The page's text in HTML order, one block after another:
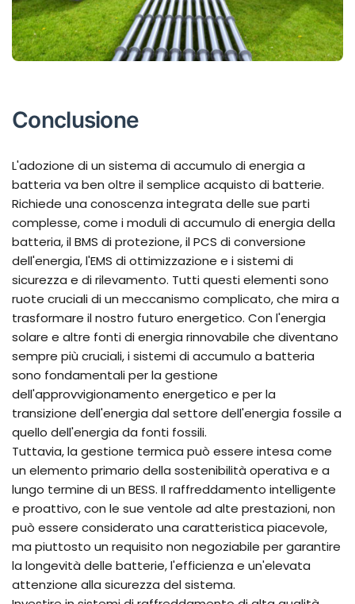
Conclusione
L'adozione di un sistema di accumulo di energia a
batteria va ben oltre il semplice acquisto di batterie.
Richiede una conoscenza integrata delle sue parti
complesse, come i moduli di accumulo di energia della
batteria, il BMS di protezione, il PCS di conversione
dell'energia, l'EMS di ottimizzazione e i sistemi di
sicurezza e di rilevamento. Tutti questi elementi sono
ruote cruciali di un meccanismo complicato, che mira a
trasformare il nostro futuro energetico. Con l'energia
solare e altre fonti di energia rinnovabile che diventano
sempre più cruciali, i sistemi di accumulo a batteria
sono fondamentali per la gestione
dell'approvvigionamento energetico e per la
transizione dell'energia dal settore dell'energia fossile a
quello dell'energia da fonti fossili.
Tuttavia, la gestione termica può essere intesa come
un elemento primario della sostenibilità operativa e a
lungo termine di un BESS. Il raffreddamento intelligente
e proattivo, con le sue ventole ad alte prestazioni, non
può essere considerato una caratteristica piacevole,
ma piuttosto un requisito non negoziabile per garantire
la longevità delle batterie, l'efficienza e un'elevata
attenzione alla sicurezza del sistema.